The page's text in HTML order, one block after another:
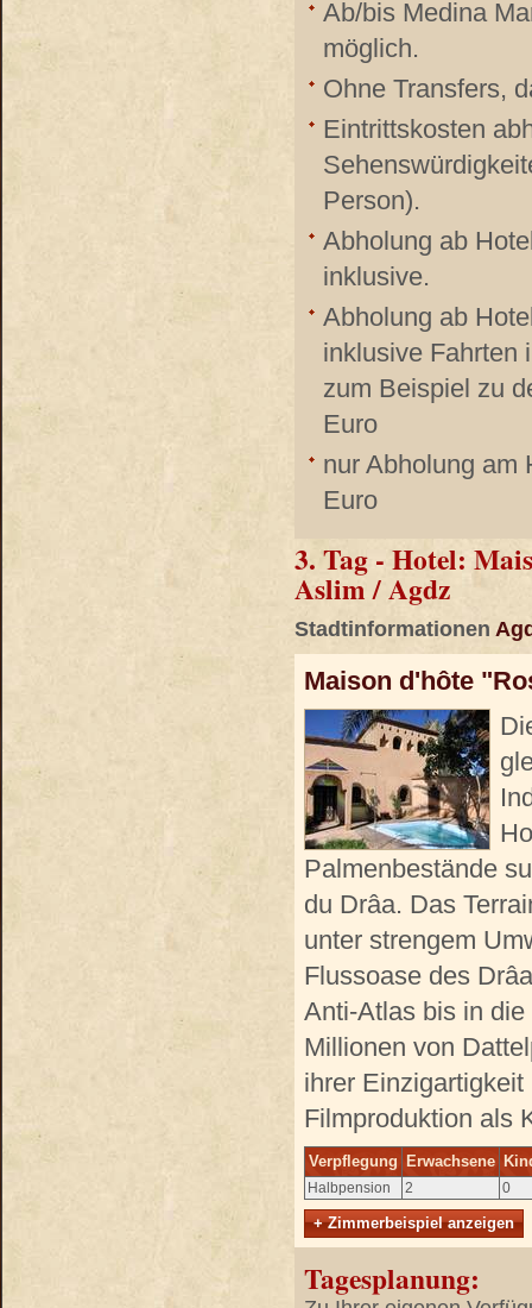
Ab/bis Medina
möglich.
Ohne Transfers,
Eintrittskosten
Person).
Abholung ab
inklusive.
Abholung ab
inklusive Fahrten
zum Beispiel zu
Euro
nur Abholung am
Euro
3. Tag - Hotel:
Aslim / Agdz
Stadtinformationen
Maison d'hôte
Palmenbestände
du Drâa. Das
unter strengem
Flussoase des
Anti-Atlas bis in
Millionen von
ihrer
Filmproduktion als
Verpflegung Erwachsene
Halbpension 2 0
+ Zimmerbeispiel anzeigen
Tagesplanung: